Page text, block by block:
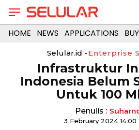
HOME NEWS APPLICATIONS
Selular.id - Enterprise
Infrastruktur
Indonesia Belum
Untuk 100
Penulis :
3 February 2024 14:00